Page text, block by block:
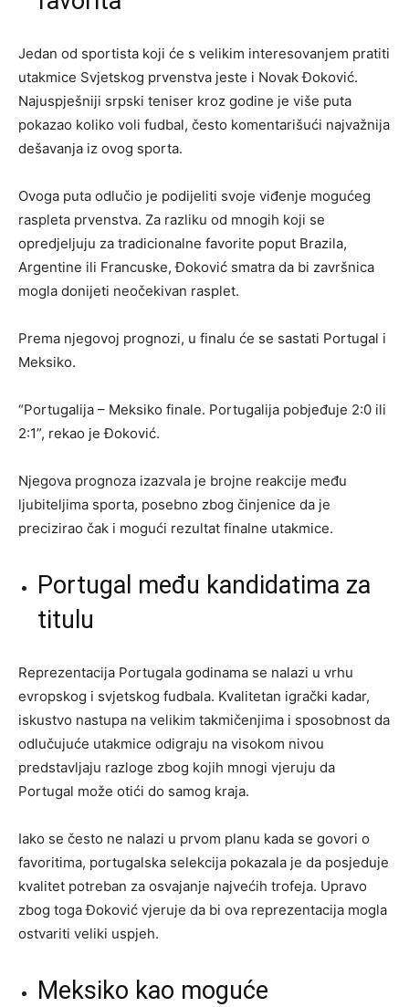
Jedan od sportista koji će s velikim interesovanjem pratiti
utakmice Svjetskog prvenstva jeste i Novak Đoković.
Najuspješniji srpski teniser kroz godine je više puta
pokazao koliko voli fudbal, često komentarišući najvažnija
dešavanja iz ovog sporta.
Ovoga puta odlučio je podijeliti svoje viđenje mogućeg
raspleta prvenstva. Za razliku od mnogih koji se
opredjeljuju za tradicionalne favorite poput Brazila,
Argentine ili Francuske, Đoković smatra da bi završnica
mogla donijeti neočekivan rasplet.
Prema njegovoj prognozi, u finalu će se sastati Portugal i
Meksiko.
“Portugalija – Meksiko finale. Portugalija pobjeđuje 2:0 ili
2:1”, rekao je Đoković.
Njegova prognoza izazvala je brojne reakcije među
ljubiteljima sporta, posebno zbog činjenice da je
precizirao čak i mogući rezultat finalne utakmice.
Portugal među kandidatima za
titulu
Reprezentacija Portugala godinama se nalazi u vrhu
evropskog i svjetskog fudbala. Kvalitetan igrački kadar,
iskustvo nastupa na velikim takmičenjima i sposobnost da
odlučujuće utakmice odigraju na visokom nivou
predstavljaju razloge zbog kojih mnogi vjeruju da
Portugal može otići do samog kraja.
Iako se često ne nalazi u prvom planu kada se govori o
favoritima, portugalska selekcija pokazala je da posjeduje
kvalitet potreban za osvajanje najvećih trofeja. Upravo
zbog toga Đoković vjeruje da bi ova reprezentacija mogla
ostvariti veliki uspjeh.
Meksiko kao moguće